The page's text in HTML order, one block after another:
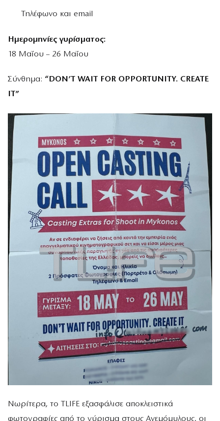
Τηλέφωνο και email
Ημερομηνίες γυρίσματος:
18 Μαΐου – 26 Μαΐου
Σύνθημα: “DON’T WAIT FOR OPPORTUNITY. CREATE
IT”
Νωρίτερα, το TLIFE εξασφάλισε αποκλειστικά
φωτογραφίες από το γύρισμα στους Ανεμόμυλους, οι